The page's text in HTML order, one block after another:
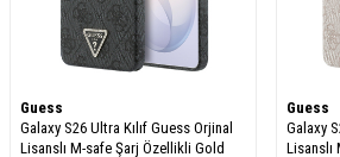
Guess
Galaxy S26 Ultra Kılıf Guess Orjinal
Lisanslı M-safe Şarj Özellikli Gold
Guess
Galaxy
Lisanslı